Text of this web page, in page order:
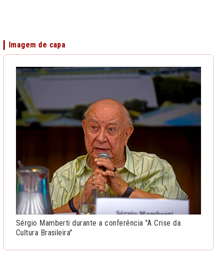
Imagem de capa
Sérgio Mamberti durante a conferência "A Crise da
Cultura Brasileira"